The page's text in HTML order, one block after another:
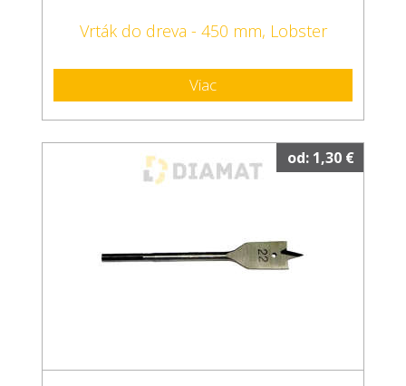
Vrták do dreva - 450 mm, Lobster
Viac
od: 1,30 €